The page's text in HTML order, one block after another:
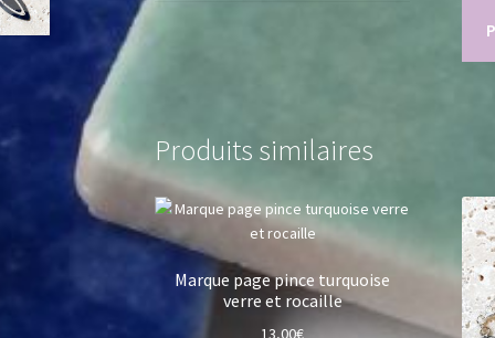
Produits similaires
Marque page pince turquoise
verre et rocaille
13,00€